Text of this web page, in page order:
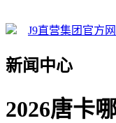
J9直营集团官方
新闻中心
2026唐卡